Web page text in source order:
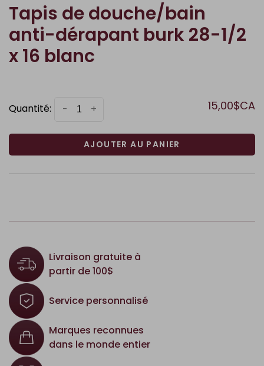
Tapis de douche/bain
anti-dérapant burk 28-1/2
x 16 blanc
Quantité: +
- 15,00$CA
AJOUTER AU PANIER
Livraison gratuite à
partir de 100$
Service personnalisé
Marques reconnues
dans le monde entier